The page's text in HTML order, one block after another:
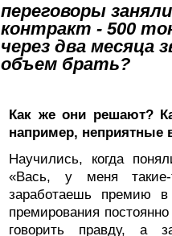
переговоры
контракт - 500
через два месяца
объем брать?
Как же они решают?
например, неприятные
Научились, когда
«Вась, у меня
заработа­ешь премию
премирования
говорить правду, а